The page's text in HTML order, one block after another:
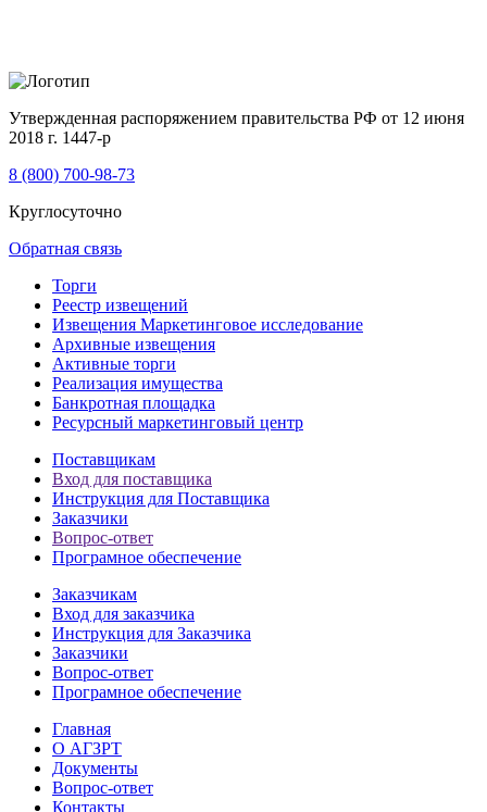
Утвержденная распоряжением правительства РФ от 12 июня
2018 г. 1447-р
8 (800) 700-98-73
Круглосуточно
Обратная связь
Торги
Реестр извещений
Извещения Маркетинговое исследование
Архивные извещения
Активные торги
Реализация имущества
Банкротная площадка
Ресурсный маркетинговый центр
Поставщикам
Вход для поставщика
Инструкция для Поставщика
Заказчики
Вопрос-ответ
Програмное обеспечение
Заказчикам
Вход для заказчика
Инструкция для Заказчика
Заказчики
Вопрос-ответ
Програмное обеспечение
Главная
О АГЗРТ
Документы
Вопрос-ответ
Контакты